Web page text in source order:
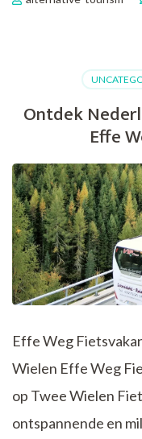
Ontdek
Effe
Effe Weg
Wielen Effe Weg
op Twee Wielen
ontspannende en